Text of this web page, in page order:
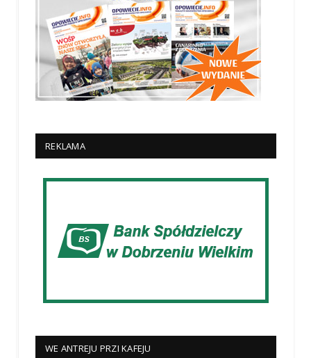
REKLAMA
WE ANTREJU PRZI KAFEJU